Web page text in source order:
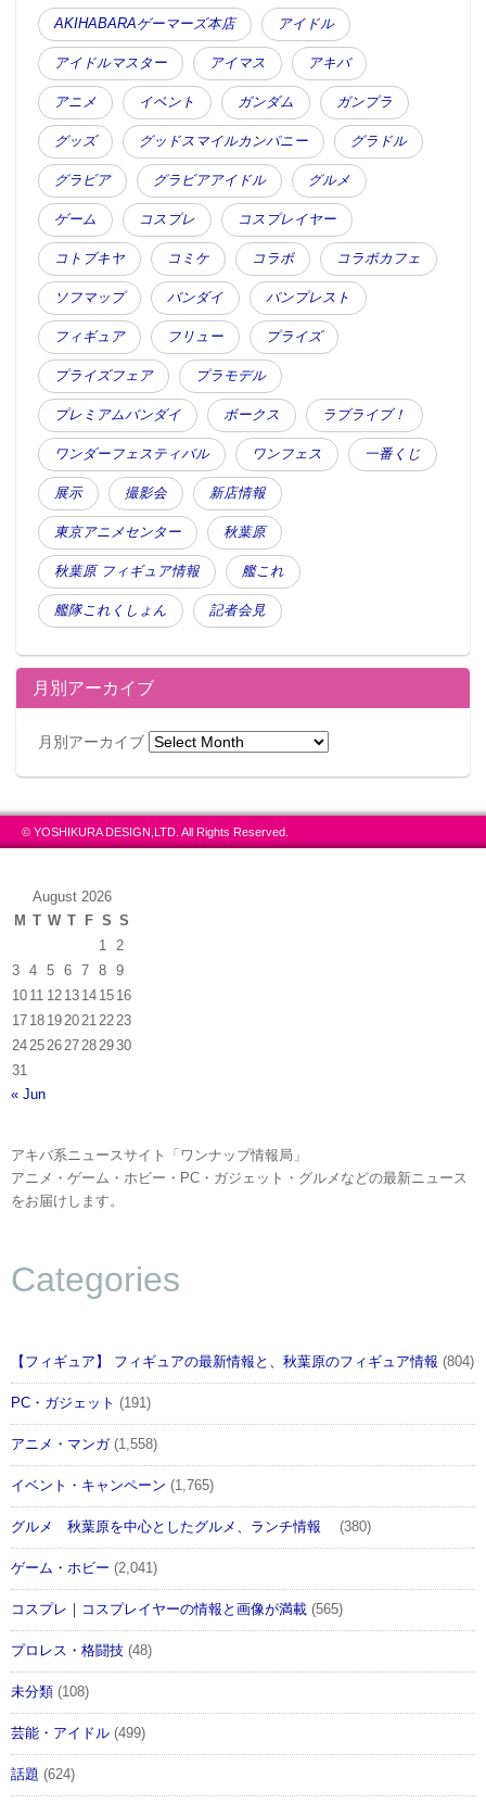
AKIHABARAゲーマーズ本店 アイドル
アイドルマスター アイマス アキバ
アニメ イベント ガンダム ガンプラ
グッズ グッドスマイルカンパニー グラドル
グラビア グラビアアイドル グルメ
ゲーム コスプレ コスプレイヤー
コトブキヤ コミケ コラボ コラボカフェ
ソフマップ バンダイ バンプレスト
フィギュア フリュー プライズ
プライズフェア プラモデル
プレミアムバンダイ ボークス ラブライブ！
ワンダーフェスティバル ワンフェス 一番くじ
展示 撮影会 新店情報
東京アニメセンター 秋葉原
秋葉原 フィギュア情報 艦これ
艦隊これくしょん 記者会見
月別アーカイブ
月別アーカイブ
© YOSHIKURA DESIGN,LTD. All Rights Reserved.
August 2026
M T W T F S S
1
2
3
4 5 6 7 8
9
10 11 12 13 14 15 16
17 18 1920212223
24252627282930
31
« Jun
アキバ系ニュースサイト「ワンナップ情報局」
アニメ・ゲーム・ホビー・PC・ガジェット・グルメなどの最新ニュース
をお届けします。
Categories
【フィギュア】 フィギュアの最新情報と、秋葉原のフィギュア情報 (804)
PC・ガジェット (191)
アニメ・マンガ(1,558)
イベント・キャンペーン (1,765)
グルメ 秋葉原を中心としたグルメ、ランチ情報 (380)
ゲーム・ホビー (2,041)
コスプレ｜コスプレイヤーの情報と画像が満載 (565)
プロレス・格闘技 (48)
未分類 (108)
芸能・アイドル (499)
話題 (624)